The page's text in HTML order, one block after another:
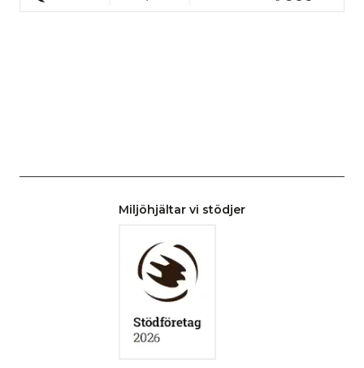
Miljöhjältar vi stödjer